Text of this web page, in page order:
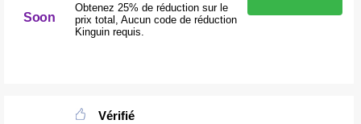
Soon
Obtenez 25% de réduction sur le
prix total, Aucun code de réduction
Kinguin requis.
Vérifié